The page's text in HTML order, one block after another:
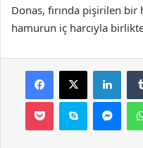
Donas, fırında pişirilen
hamurun iç harcıyla birlikte
Facebook
X
Pocket Skype